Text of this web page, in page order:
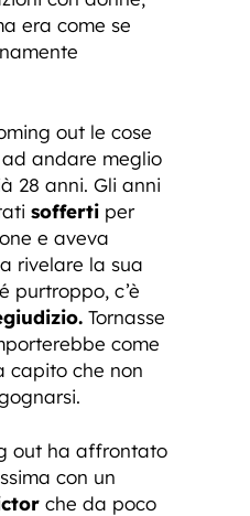
era come se
out le cose
andare meglio
28 anni. Gli anni
sofferti per
e aveva
rivelare la sua
purtroppo, c’è
Tornasse
come
capito che non
out ha affrontato
con un
che da poco